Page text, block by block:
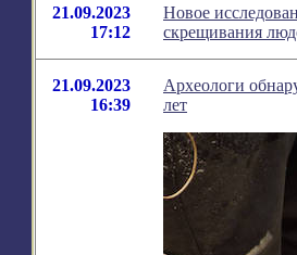
21.09.2023
17:12
Новое
скрещивания
21.09.2023
16:39
Археологи
лет